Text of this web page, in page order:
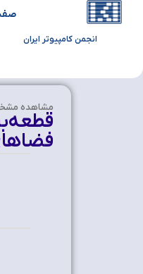
انجمن کامپیوتر ایران
مشاهده‌